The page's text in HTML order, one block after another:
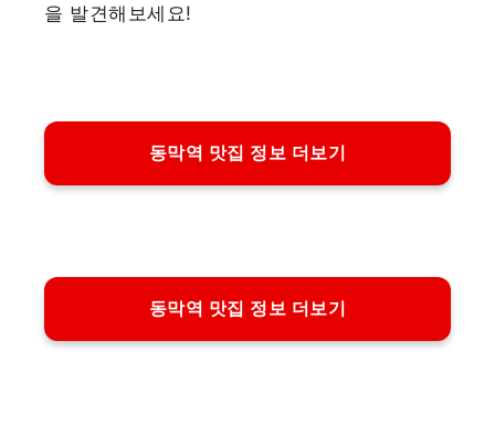
을 발견해보세요!
동막역 맛집 정보 더보기
동막역 맛집 정보 더보기